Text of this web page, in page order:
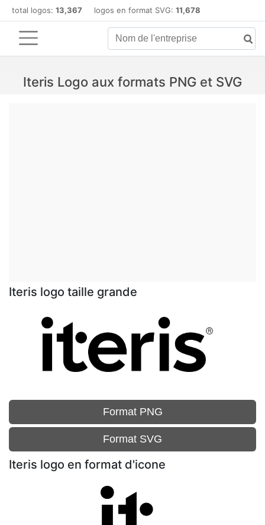
total logos: 13,367 logos en format SVG: 11,678
Iteris Logo aux formats PNG et SVG
Iteris logo taille grande
Format PNG
Format SVG
Iteris logo en format d'icone